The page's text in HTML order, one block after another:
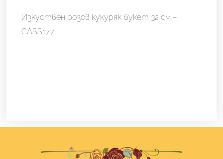
Изкуствен розов кукуряк букет 32 см –
CASS177